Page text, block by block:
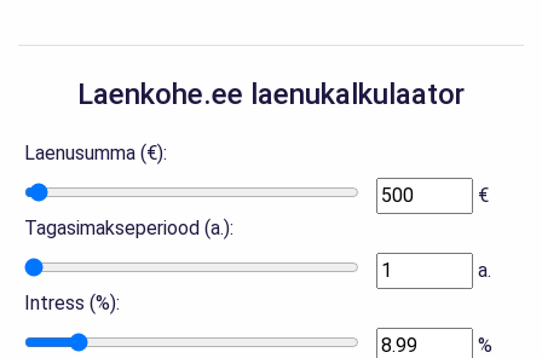
Laenkohe.ee laenukalkulaator
Laenusumma (€):
€
Tagasimakseperiood (a.):
a.
Intress (%):
%